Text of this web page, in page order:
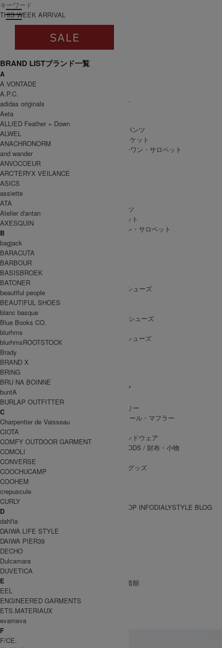
toggle navigation
ログイン
すべて
WOMEN
WOMEN ALL ITEM
/ ワンピース
SKIRT
BOTTOMS
/ ボトムス・パンツ
/ アウター・ジャケット
/ オールインワン・サロペット
MEN
MEN ALL ITEM
/ ボトムス・パンツ
/ アウター・ジャケット
/ オールインワン・サロペット
SHOES
SHOES ALL ITEM
/ ドレスシューズ
BOOTS
PUMPS
/ バレエシューズ
OTHER SHOES
/ その他シューズ
GOODS
GOODS ALL ITEM
/ 帽子・ヘッドウェア
BAG
ACCESSARY
/ アクセサリー
/ ストール・マフラー
LEG WEAR
HAND WEAR
/ 手袋・ハンドウェア
WALLET&GENERAL GOODS / 財布・小物
/ その他グッズ
BRAND一覧
BRAND一覧
SHOP INFODIALYSTYLE BLOG
KIJIMA TAKAYUKI
KIJIMA TAKAYUKI
[ 並び順を変更 ] -
新着順
全 [66] 商品中 [1-30] を表示
1 2 3 次のページへ
KIJIMA TAKAYUKI
キジマタカユキ
THIS WEEK ARRIVAL
BRAND LISTブランド一覧
A
A VONTADE
A.P.C.
adidas originals
Aeta
ALLIED Feather + Down
ALWEL
ANACHRONORM
and wander
ANVOCOEUR
ARC'TERYX VEILANCE
ASICS
assiette
ATA
Atelier d'antan
AXESQUIN
B
bagjack
BARACUTA
BARBOUR
BASISBROEK
BATONER
beautiful people
BEAUTIFUL SHOES
blanc basque
Blue Books CO.
blurhms
blurhmsROOTSTOCK
Brady
BRAND X
BRING
BRU NA BOINNE
buntA
BURLAP OUTFITTER
C
Charpentier de Vaisseau
CIOTA
COMFY OUTDOOR GARMENT
COMOLI
CONVERSE
COOCHUCAMP
COOHEM
crepuscule
CURLY
D
dahl'ia
DAIWA LIFE STYLE
DAIWA PIER39
DECHO
Dulcamara
DUVETICA
E
EEL
ENGINEERED GARMENTS
ETS.MATERIAUX
evameva
F
F/CE.